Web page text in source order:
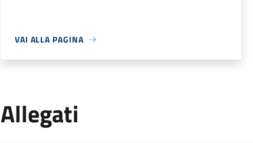
VAI ALLA PAGINA
Allegati